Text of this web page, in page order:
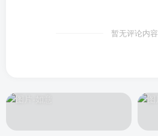
暂无评论内容